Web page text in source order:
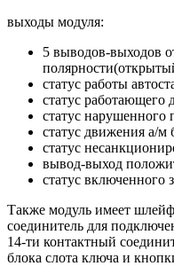
выходы модуля:
5 выводов-выходов
статус работы
статус работающего
статус нарушенного
статус движения а/м
статус
вывод-выход
статус включенного
Также модуль имеет
соединитель для
14-ти контактный
блока слота ключа и